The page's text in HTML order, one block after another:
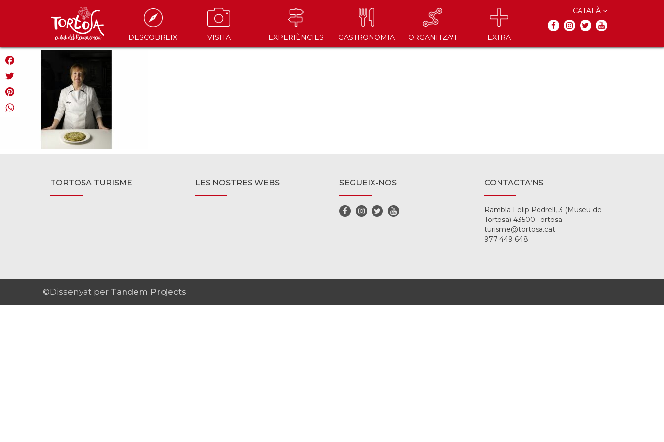
DESCOBREIX VISITA EXPERIÈNCIES GASTRONOMIA ORGANITZA'T EXTRA
CATALÀ
TORTOSA TURISME LES NOSTRES WEBS SEGUEIX-NOS CONTACTA'NS
Rambla Felip Pedrell, 3 (Museu de
Tortosa) 43500 Tortosa
turisme@tortosa.cat
977 449 648
©Dissenyat per Tandem Projects
Facebook
Twitter
Pinterest